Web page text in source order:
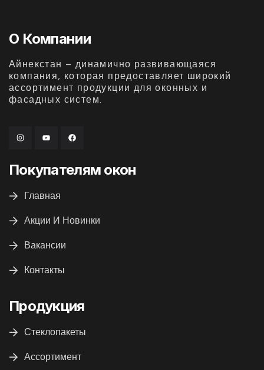
О Компании
Айнекстан – динамично развивающаяся
компания, которая предоставляет широкий
ассортимент продукции для оконных и
фасадных систем.
Покупателям окон
Главная
Акции И Новинки
Вакансии
Контакты
Продукция
Стеклопакеты
Ассортимент